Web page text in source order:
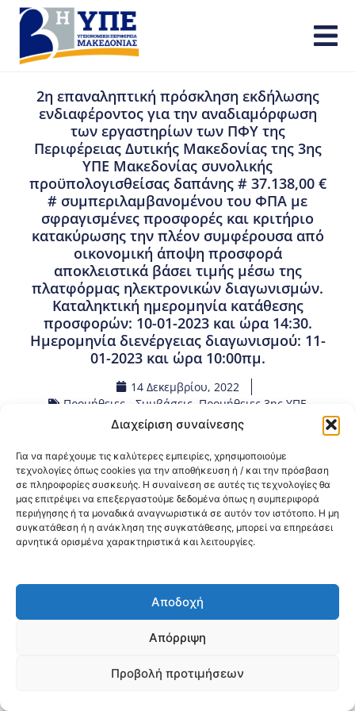
Διαχείριση συναίνεσης
Για να παρέχουμε τις καλύτερες εμπειρίες, χρησιμοποιούμε
τεχνολογίες όπως cookies για την αποθήκευση ή / και την πρόσβαση
σε πληροφορίες συσκευής. Η συναίνεση σε αυτές τις τεχνολογίες θα
μας επιτρέψει να επεξεργαστούμε δεδομένα όπως η συμπεριφορά
περιήγησης ή τα μοναδικά αναγνωριστικά σε αυτόν τον ιστότοπο. Η μη
συγκατάθεση ή η ανάκληση της συγκατάθεσης, μπορεί να επηρεάσει
αρνητικά ορισμένα χαρακτηριστικά και λειτουργίες.
Αποδοχή
Απόρριψη
Προβολή προτιμήσεων
2η επαναληπτική πρόσκληση εκδήλωσης
ενδιαφέροντος για την αναδιαμόρφωση
των εργαστηρίων των ΠΦΥ της
Περιφέρειας Δυτικής Μακεδονίας της 3ης
ΥΠΕ Μακεδονίας συνολικής
προϋπολογισθείσας δαπάνης # 37.138,00 €
# συμπεριλαμβανομένου του ΦΠΑ με
σφραγισμένες προσφορές και κριτήριο
κατακύρωσης την πλέον συμφέρουσα από
οικονομική άποψη προσφορά
αποκλειστικά βάσει τιμής μέσω της
πλατφόρμας ηλεκτρονικών διαγωνισμών.
Καταληκτική ημερομηνία κατάθεσης
προσφορών: 10-01-2023 και ώρα 14:30.
Ημερομηνία διενέργειας διαγωνισμού: 11-
01-2023 και ώρα 10:00πμ.
14 Δεκεμβρίου, 2022
Προμήθειες - Συμβάσεις Προμήθειες 3ης ΥΠΕ
Κοινοποίηση:
@2026 3ype.gr All rights reserved
Πολιτική Προστασίας Δεδομένων
Θεσσαλονίκη, ΕλλάδαΤηλ: +30 2311 226 200
email: 3ype@3ype.gr
Page Visits:
Website Visits: